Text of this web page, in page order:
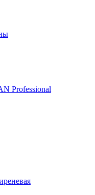
Professional